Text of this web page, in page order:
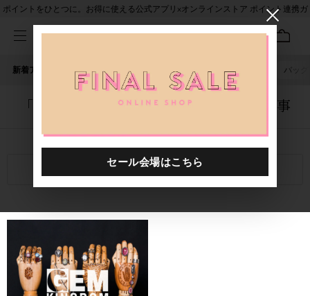
ポイントをひとつに。お得に使える公式アプリ×オンラインストア ポイント連携ガ
新着アイテム 人気ワード セール 40th限定 バッグ
「1020401.2610124.0009」に関する記事
関連キーワード